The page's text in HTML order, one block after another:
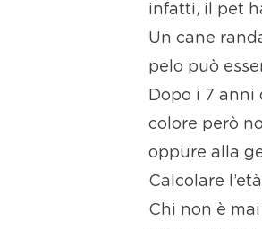
infatti, il pet
Un cane
pelo può
Dopo i 7 anni
colore però
oppure alla
Calcolare
Chi non è